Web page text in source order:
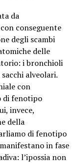
da
conseguente
degli scambi
delle
i bronchioli
alveolari.
con
di fenotipo
invece,
della
di fenotipo
in fase
l’ipossia non